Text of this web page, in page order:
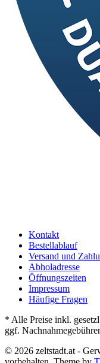
Kontakt
Bestellablauf
Versand und
Abholadresse
Öffnungszeiten
Impressum
Häufige Fragen
* Alle Preise inkl.
ggf.
© 2026 zeltstadt.at -